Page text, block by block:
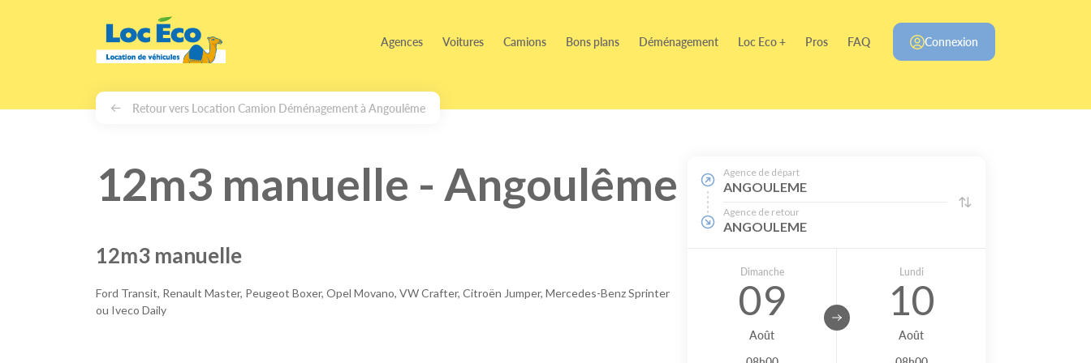
Agences Voitures Camions Bons plans Déménagement Loc Eco + Pros FAQ Connexion
Retour vers Location Camion Déménagement à Angoulême
12m3 manuelle - Angoulême
12m3 manuelle
Ford Transit, Renault Master, Peugeot Boxer, Opel Movano, VW Crafter, Citroën Jumper, Mercedes-Benz Sprinter
ou Iveco Daily
Agence de départ
ANGOULEME
Agence de retour
ANGOULEME
Dimanche
09
Août
Lundi
10
Août